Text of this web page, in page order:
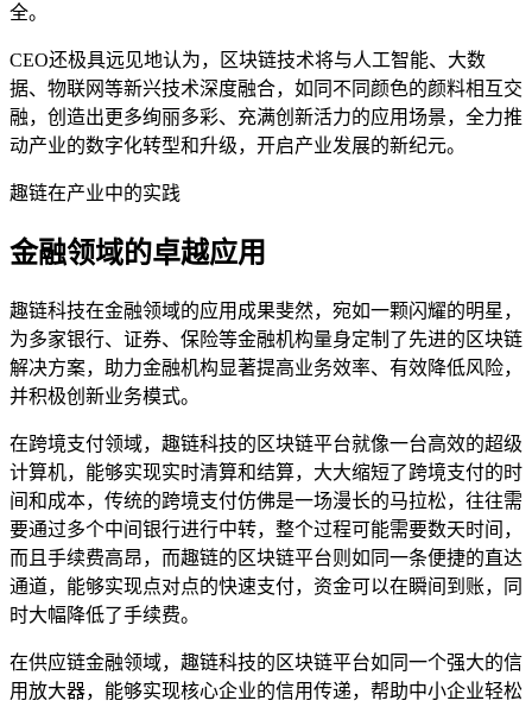
全。
CEO还极具远见地认为，区块链技术将与人工智能、大数
据、物联网等新兴技术深度融合，如同不同颜色的颜料相互交
融，创造出更多绚丽多彩、充满创新活力的应用场景，全力推
动产业的数字化转型和升级，开启产业发展的新纪元。
趣链在产业中的实践
金融领域的卓越应用
趣链科技在金融领域的应用成果斐然，宛如一颗闪耀的明星，
为多家银行、证券、保险等金融机构量身定制了先进的区块链
解决方案，助力金融机构显著提高业务效率、有效降低风险，
并积极创新业务模式。
在跨境支付领域，趣链科技的区块链平台就像一台高效的超级
计算机，能够实现实时清算和结算，大大缩短了跨境支付的时
间和成本，传统的跨境支付仿佛是一场漫长的马拉松，往往需
要通过多个中间银行进行中转，整个过程可能需要数天时间，
而且手续费高昂，而趣链的区块链平台则如同一条便捷的直达
通道，能够实现点对点的快速支付，资金可以在瞬间到账，同
时大幅降低了手续费。
在供应链金融领域，趣链科技的区块链平台如同一个强大的信
用放大器，能够实现核心企业的信用传递，帮助中小企业轻松